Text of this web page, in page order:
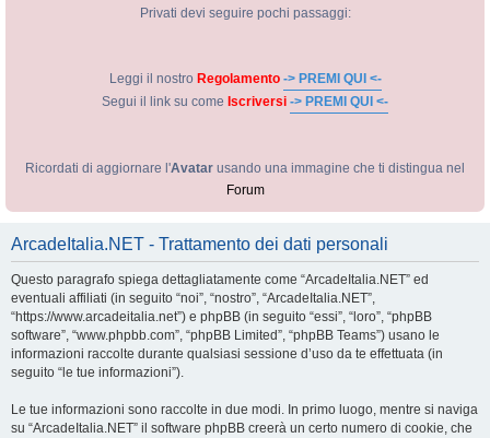
Privati devi seguire pochi passaggi:
Leggi il nostro Regolamento -> PREMI QUI <-
Segui il link su come Iscriversi -> PREMI QUI <-
Ricordati di aggiornare l'Avatar usando una immagine che ti distingua nel
Forum
ArcadeItalia.NET - Trattamento dei dati personali
Questo paragrafo spiega dettagliatamente come “ArcadeItalia.NET” ed
eventuali affiliati (in seguito “noi”, “nostro”, “ArcadeItalia.NET”,
“https://www.arcadeitalia.net”) e phpBB (in seguito “essi”, “loro”, “phpBB
software”, “www.phpbb.com”, “phpBB Limited”, “phpBB Teams”) usano le
informazioni raccolte durante qualsiasi sessione d’uso da te effettuata (in
seguito “le tue informazioni”).
Le tue informazioni sono raccolte in due modi. In primo luogo, mentre si naviga
su “ArcadeItalia.NET” il software phpBB creerà un certo numero di cookie, che